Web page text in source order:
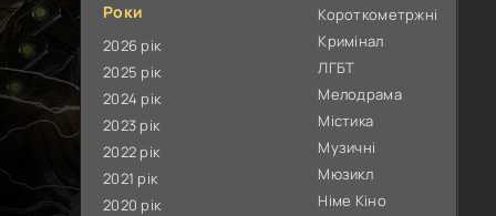
Роки
2026 рік
2025 рік
2024 рік
2023 рік
2022 рік
2021 рік
2020 рік
Короткометржні
Кримінал
ЛГБТ
Мелодрама
Містика
Музичні
Мюзикл
Німе Кіно